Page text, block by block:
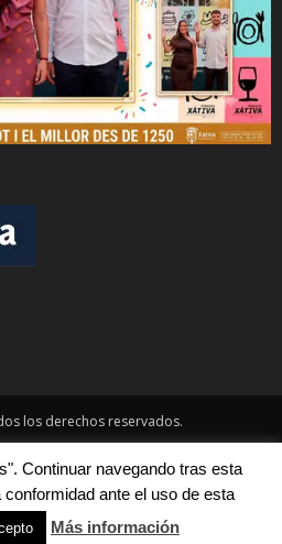
los derechos reservados.
Continuar navegando tras esta
ante el uso de esta
Más información